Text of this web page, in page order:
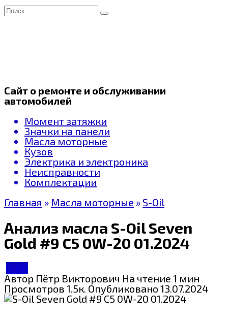
Перейти
к
Search
for:
Сайт о ремонте и обслуживании
автомобилей
Момент затяжки
Значки на панели
Масла моторные
Кузов
Электрика и электроника
Неисправности
Комплектации
Главная » Масла моторные » S-Oil
Анализ масла S-Oil Seven
Gold #9 C5 0W-20 01.2024
S-Oil
Автор Пётр Викторович На чтение 1 мин
Просмотров 1.5к. Опубликовано 13.07.2024